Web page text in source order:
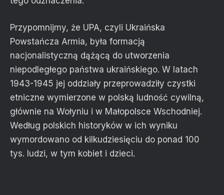
Przypomnijmy, że UPA, czyli Ukraińska
Powstańcza Armia, była formacją
nacjonalistyczną dążącą do utworzenia
niepodległego państwa ukraińskiego. W latach
1943-1945 jej oddziały przeprowadziły czystki
etniczne wymierzone w polską ludność cywilną,
głównie na Wołyniu i w Małopolsce Wschodniej.
Według polskich historyków w ich wyniku
wymordowano od kilkudziesięciu do ponad 100
tys. ludzi, w tym kobiet i dzieci.